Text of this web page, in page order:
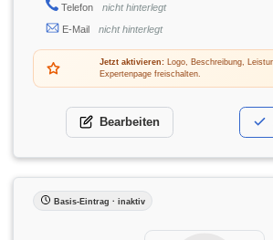
Telefon
nicht hinterlegt
E-Mail
nicht hinterlegt
Jetzt aktivieren:Logo, Beschreibung,
Expertenpage freischalten.
Bearbeiten
Basis-Eintrag · inaktiv